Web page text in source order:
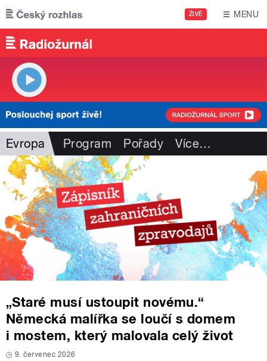
Přejít k hlavnímu obsahu
ŽIVĚ MENU
Evropa Program Pořady Více…
„Staré musí ustoupit novému.“
Německá malířka se loučí s domem
i mostem, který malovala celý život
9. červenec 2026